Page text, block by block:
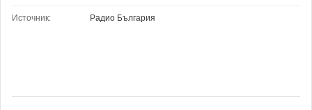
Источник: Радио България